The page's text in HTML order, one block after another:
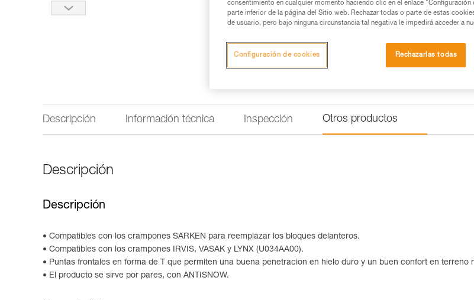
Descripción Información técnica Inspección Otros productos
Descripción
Descripción
Compatibles con los crampones SARKEN para reemplazar los bloques delanteros.
Compatibles con los crampones IRVIS, VASAK y LYNX (U034AA00).
Puntas frontales en forma de T que permiten una buena penetración en hielo duro y un buen confort en
El producto se sirve por pares, con ANTISNOW.
consentimiento en cualquier momento haciendo clic en el enlace
parte inferior de la página del Sitio web. Rechazar todas o parte de estas
de usuario, pero bajo ninguna circunstancia tal negativa le impedirá acceder a
Rechazarlas todas
Configuración de cookies